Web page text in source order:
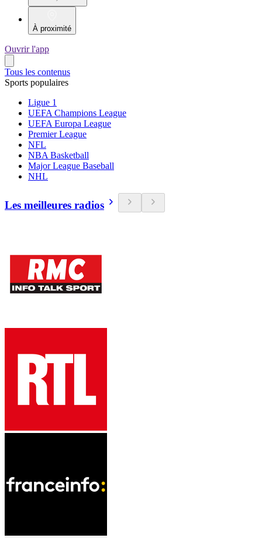
À proximité
Ouvrir l'app
Tous les contenus
Sports populaires
Ligue 1
UEFA Champions League
UEFA Europa League
Premier League
NFL
NBA Basketball
Major League Baseball
NHL
Les meilleures radios